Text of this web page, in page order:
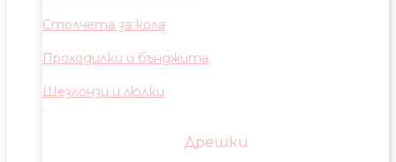
Столчета за кола
Проходилки и бънджита
Шезлонзи и люлки
Дрешки